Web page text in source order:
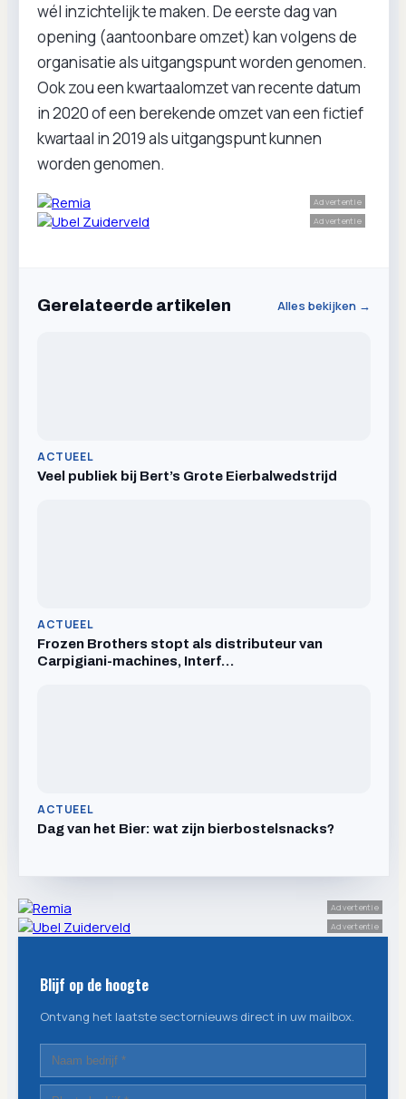
wél inzichtelijk te maken. De eerste dag van
opening (aantoonbare omzet) kan volgens de
organisatie als uitgangspunt worden genomen.
Ook zou een kwartaalomzet van recente datum
in 2020 of een berekende omzet van een fictief
kwartaal in 2019 als uitgangspunt kunnen
worden genomen.
Advertentie
Advertentie
Gerelateerde artikelen Alles bekijken →
ACTUEEL
Veel publiek bij Bert’s Grote Eierbalwedstrijd
ACTUEEL
Frozen Brothers stopt als distributeur van
Carpigiani-machines, Interf…
ACTUEEL
Dag van het Bier: wat zijn bierbostelsnacks?
Advertentie
Advertentie
Blijf op de hoogte
Ontvang het laatste sectornieuws direct in uw mailbox.